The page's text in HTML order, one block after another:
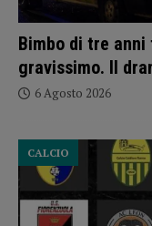
Bimbo di tre anni
gravissimo. Il
6 Agosto 2026
CALCIO